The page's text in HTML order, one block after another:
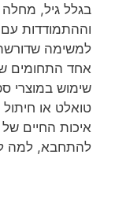
בגלל גיל,
וההתמודדות
למשימה
אחד התחומים
שימוש במוצרי
טואלט או
איכות החיים
להתחבא, למה